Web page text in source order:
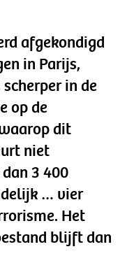
afgekondigd
in Parijs,
in de
op de
dit
niet
3 400
… vier
Het
blijft dan